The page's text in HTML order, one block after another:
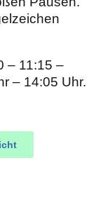
– 11:15 –
– 14:05 Uhr.